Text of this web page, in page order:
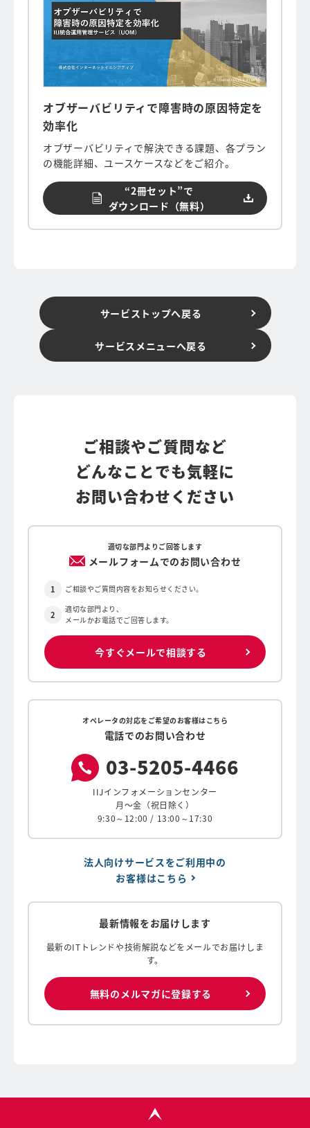
オブザーバビリティで障害時の原因特定を
効率化
オブザーバビリティで解決できる課題、各プラン
の機能詳細、ユースケースなどをご紹介。
“2冊セット”で
ダウンロード（無料）
サービストップへ戻る
サービスメニューへ戻る
ご相談やご質問など
どんなことでも気軽に
お問い合わせください
適切な部門よりご回答します
メールフォームでのお問い合わせ
ご相談やご質問内容をお知らせください。
適切な部門より、
メールかお電話でご回答します。
今すぐメールで相談する
オペレータの対応をご希望のお客様はこちら
電話でのお問い合わせ
03-5205-4466
IIJインフォメーションセンター
月〜金（祝日除く）
9:30～12:00 / 13:00～17:30
法人向けサービスをご利用中の
お客様はこちら
最新情報をお届けします
最新のITトレンドや技術解説などをメールでお届けしま
す。
無料のメルマガに登録する